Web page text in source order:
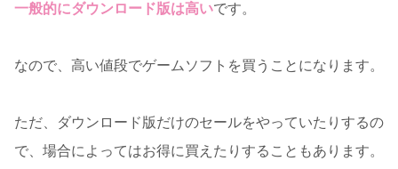
一般的にダウンロード版は高いです。
なので、高い値段でゲームソフトを買うことになります。
ただ、ダウンロード版だけのセールをやっていたりするの
で、場合によってはお得に買えたりすることもあります。